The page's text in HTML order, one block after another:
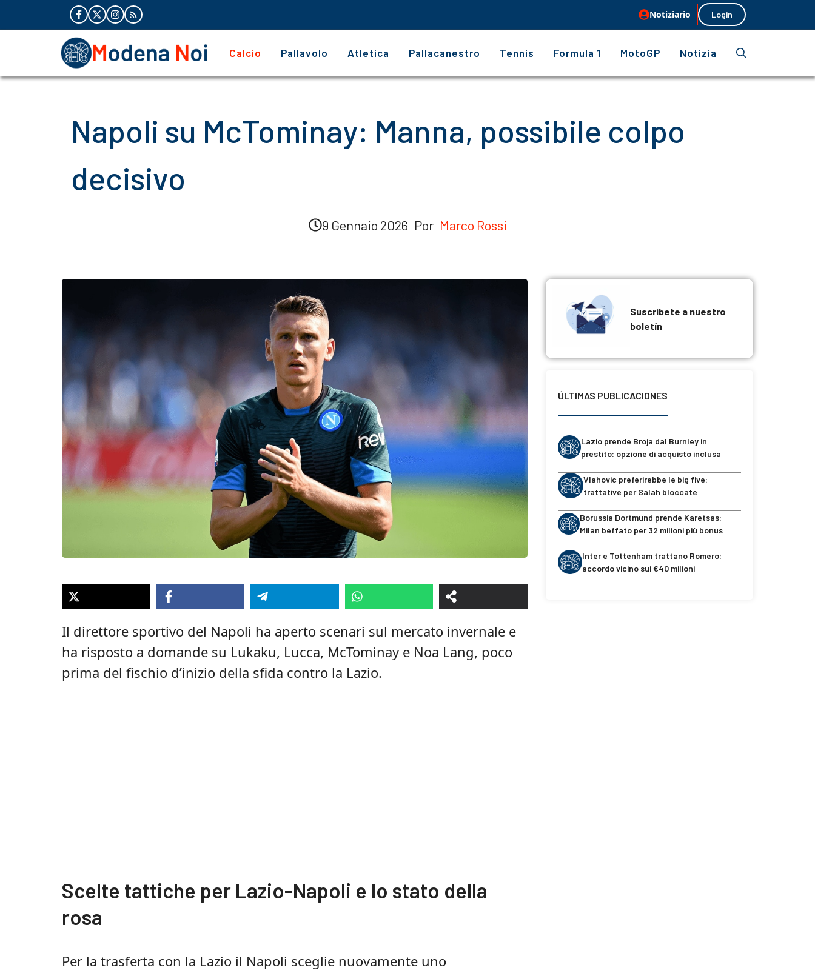
al
Notiziario Login
Calcio Pallavolo Atletica Pallacanestro Tennis Formula 1 MotoGP Notizia
Napoli su McTominay: Manna, possibile colpo
decisivo
9 Gennaio 2026 Por Marco Rossi
Il direttore sportivo del Napoli ha aperto scenari sul mercato invernale e
ha risposto a domande su Lukaku, Lucca, McTominay e Noa Lang, poco
prima del fischio d’inizio della sfida contro la Lazio.
Scelte tattiche per Lazio-Napoli e lo stato della
rosa
Per la trasferta con la Lazio il Napoli sceglie nuovamente uno
Suscríbete a nuestro
boletín
ÚLTIMAS PUBLICACIONES
Lazio prende Broja dal Burnley in
prestito: opzione di acquisto inclusa
Vlahovic preferirebbe le big five:
trattative per Salah bloccate
Borussia Dortmund prende Karetsas:
Milan beffato per 32 milioni più bonus
Inter e Tottenham trattano Romero:
accordo vicino sui €40 milioni